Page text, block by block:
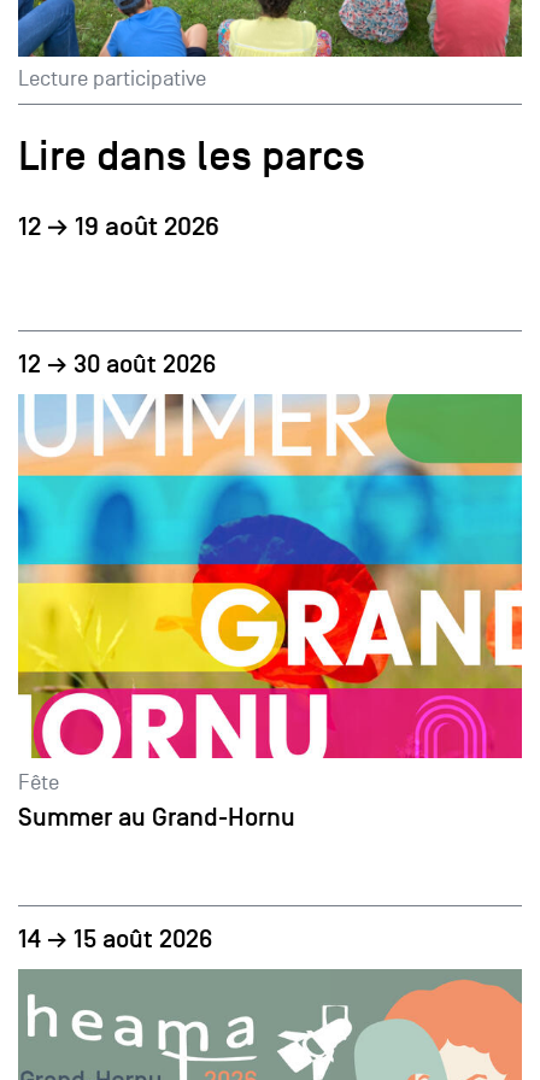
Lecture participative
Lire dans les parcs
12 → 19 août 2026
12 → 30 août 2026
Fête
Summer au Grand-Hornu
14 → 15 août 2026